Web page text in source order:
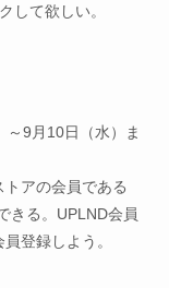
して欲しい。
～9月10日（水）ま
アの会員である
きる。UPLND会員
登録しよう。